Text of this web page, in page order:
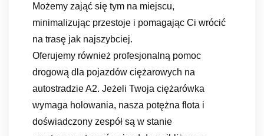
Możemy zająć się tym na miejscu,
minimalizując przestoje i pomagając Ci wrócić
na trasę jak najszybciej.
Oferujemy również profesjonalną pomoc
drogową dla pojazdów ciężarowych na
autostradzie A2. Jeżeli Twoja ciężarówka
wymaga holowania, nasza potężna flota i
doświadczony zespół są w stanie